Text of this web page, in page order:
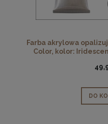
Farba akrylowa
Color, kolor:
DO